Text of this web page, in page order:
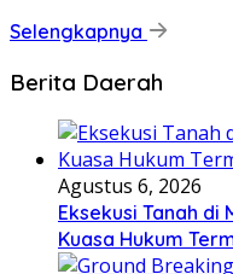
Selengkapnya
Berita Daerah
Agustus 6, 2026
Eksekusi Tanah di
Kuasa Hukum